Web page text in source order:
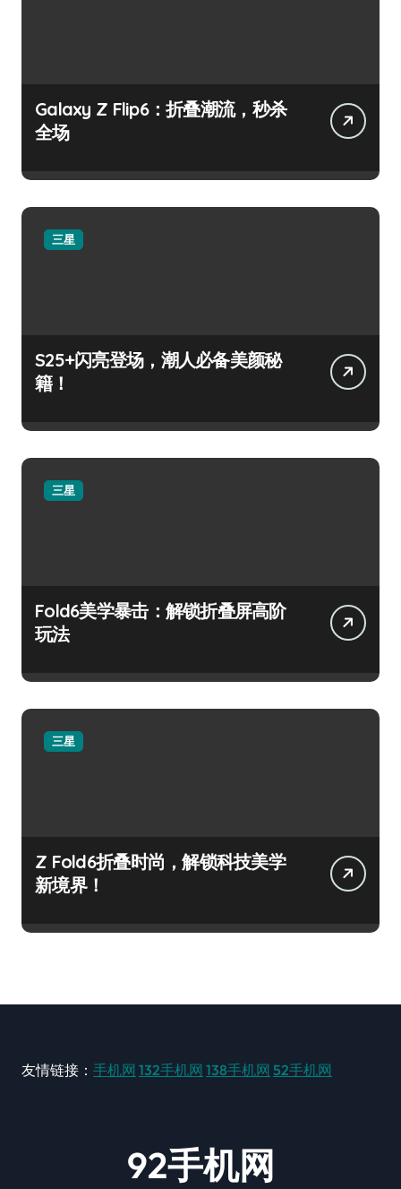
Galaxy Z Flip6：折叠潮流，秒杀
全场
三星
S25+闪亮登场，潮人必备美颜秘
籍！
三星
Fold6美学暴击：解锁折叠屏高阶
玩法
三星
Z Fold6折叠时尚，解锁科技美学
新境界！
友情链接： 手机网 132手机网 138手机网 52手机网
92手机网